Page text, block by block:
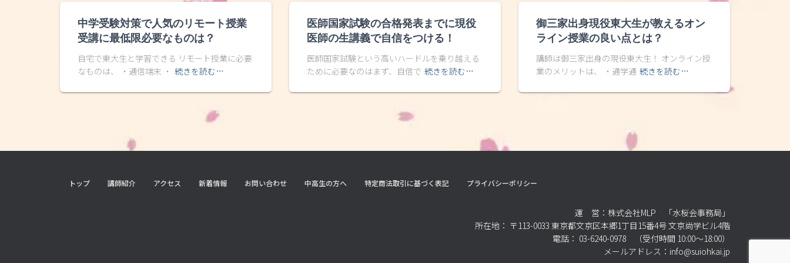
中学受験対策で人気のリモート授業
受講に最低限必要なものは？
自宅で東大生と学習できる リモート授業に必要
なものは、 ・通信端末 ・ 続きを読む…
医師国家試験の合格発表までに現役
医師の生講義で自信をつける！
医師国家試験という高いハードルを乗り越える
ために必要なのはまず、自信で 続きを読む…
御三家出身現役東大生が教えるオン
ライン授業の良い点とは？
講師は御三家出身の現役東大生！ オンライン授
業のメリットは、 ・通学通 続きを読む…
トップ 講師紹介 アクセス 新着情報 お問い合わせ 中高生の方へ 特定商法取引に基づく表記 プライバシーポリシー
運 営：株式会社MLP 「水桜会事務局」
所在地： 〒113-0033 東京都文京区本郷1丁目15番4号 文京尚学ビル4階
電話： 03-6240-0978 （受付時間 10:00～18:00）
メールアドレス：info@suiohkai.jp